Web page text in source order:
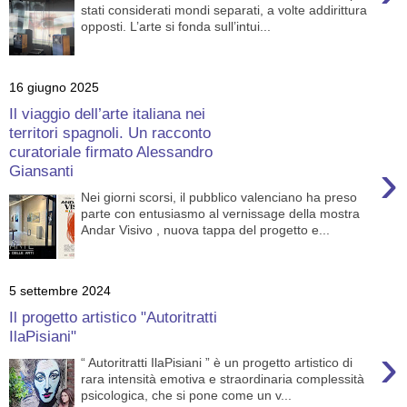
stati considerati mondi separati, a volte addirittura
opposti. L’arte si fonda sull’intui...
16 giugno 2025
Il viaggio dell’arte italiana nei
territori spagnoli. Un racconto
curatoriale firmato Alessandro
Giansanti
›
Nei giorni scorsi, il pubblico valenciano ha preso
parte con entusiasmo al vernissage della mostra
Andar Visivo , nuova tappa del progetto e...
5 settembre 2024
Il progetto artistico "Autoritratti
IlaPisiani"
›
“ Autoritratti IlaPisiani ” è un progetto artistico di
rara intensità emotiva e straordinaria complessità
psicologica, che si pone come un v...